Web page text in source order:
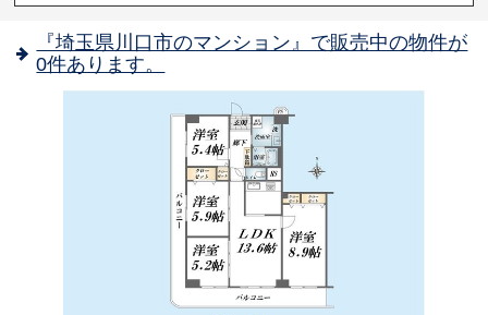
『埼玉県川口市のマンション』で販売中の物件が
0件あります。